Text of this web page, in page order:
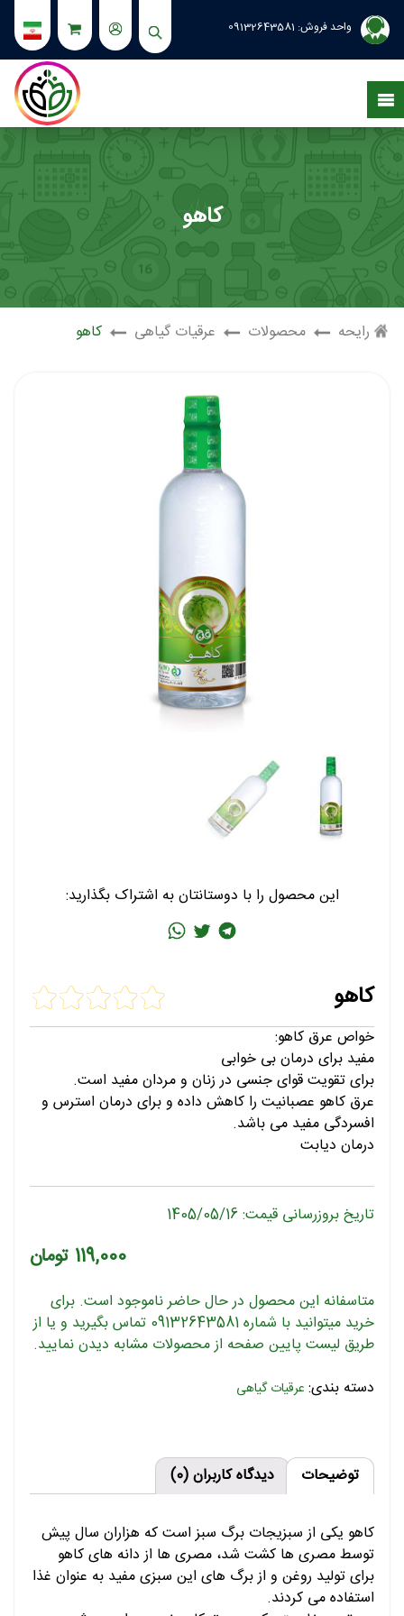
واحد فروش: 09132643581
کاهو
رایحه محصولات عرقیات گیاهی کاهو
این محصول را با دوستانتان به اشتراک بگذارید:
کاهو
خواص عرق کاهو:
مفید برای درمان بی خوابی
برای تقویت قوای جنسی در زنان و مردان مفید است.
عرق کاهو عصبانیت را کاهش داده و برای درمان استرس و
افسردگی مفید می باشد.
درمان دیابت
تاریخ بروزرسانی قیمت: 1405/05/16
119,000 تومان
متاسفانه این محصول در حال حاضر ناموجود است. برای
خرید میتوانید با شماره 09132643581 تماس بگیرید و یا از
طریق لیست پایین صفحه از محصولات مشابه دیدن نمایید.
دسته بندی: عرقیات گیاهی
توضیحات دیدگاه کاربران (0)
کاهو یکی از سبزیجات برگ سبز است که هزاران سال پیش
توسط مصری ها کشت شد، مصری ها از دانه های کاهو
برای تولید روغن و از برگ های این سبزی مفید به عنوان غذا
استفاده می کردند.